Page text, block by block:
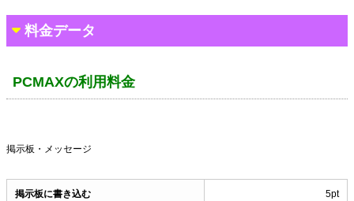
料金データ
PCMAXの利用料金
掲示板・メッセージ
掲示板に書き込む 5pt